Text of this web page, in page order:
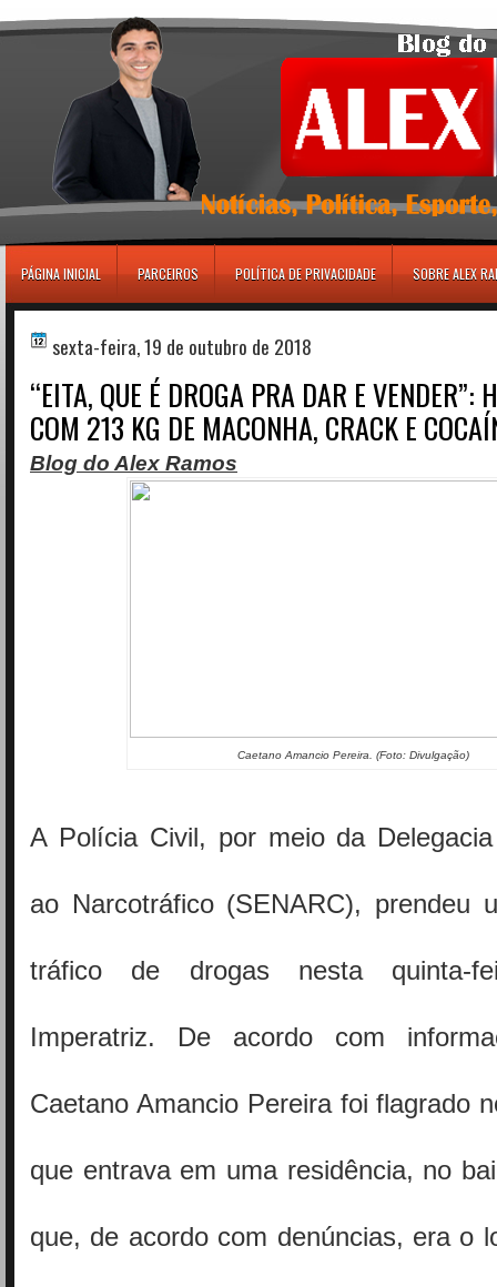
PÁGINA INICIAL PARCEIROS POLÍTICA DE PRIVACIDADE SOBRE ALEX
sexta-feira, 19 de outubro de 2018
“EITA, QUE É DROGA PRA DAR E VENDER”:
COM 213 KG DE MACONHA, CRACK E
Blog do Alex Ramos
Caetano Amancio Pereira. (Foto: Divulgação)
A Polícia Civil, por meio da
ao Narcotráfico (SENARC), prendeu
tráfico de drogas nesta quinta-
Imperatriz. De acordo com
Caetano Amancio Pereira foi flagrado
que entrava em uma residência, no
que, de acordo com denúncias, era o